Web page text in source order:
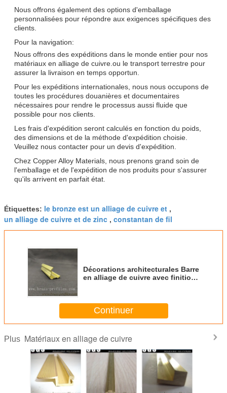
Nous offrons également des options d'emballage
personnalisées pour répondre aux exigences spécifiques des
clients.
Pour la navigation:
Nous offrons des expéditions dans le monde entier pour nos
matériaux en alliage de cuivre.ou le transport terrestre pour
assurer la livraison en temps opportun.
Pour les expéditions internationales, nous nous occupons de
toutes les procédures douanières et documentaires
nécessaires pour rendre le processus aussi fluide que
possible pour nos clients.
Les frais d'expédition seront calculés en fonction du poids,
des dimensions et de la méthode d'expédition choisie.
Veuillez nous contacter pour un devis d'expédition.
Chez Copper Alloy Materials, nous prenons grand soin de
l'emballage et de l'expédition de nos produits pour s'assurer
qu'ils arrivent en parfait état.
Étiquettes: le bronze est un alliage de cuivre et ,
un alliage de cuivre et de zinc , constantan de fil
Décorations architecturales Barre
en alliage de cuivre avec finition
Continuer
Plus Matériaux en alliage de cuivre